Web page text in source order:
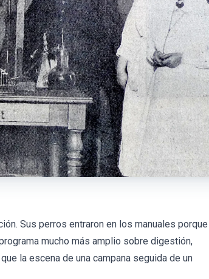
Sus perros entraron en los manuales porque
mucho más amplio sobre digestión,
la escena de una campana seguida de un